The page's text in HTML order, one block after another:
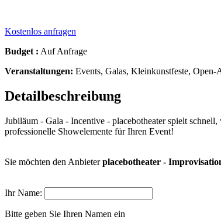
Kostenlos anfragen
Budget : Auf Anfrage
Veranstaltungen: Events, Galas, Kleinkunstfeste, Open-
Detailbeschreibung
Jubiläum - Gala - Incentive - placebotheater spielt
professionelle Showelemente für Ihren Event!
Sie möchten den Anbieterplacebotheater -
Ihr Name:
Bitte geben Sie Ihren Namen ein